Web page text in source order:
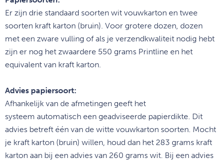
Er zijn drie standaard soorten wit vouwkarton en twee
soorten kraft karton (bruin). Voor grotere dozen, dozen
met een zware vulling of als je verzendkwaliteit nodig hebt
zijn er nog het zwaardere 550 grams Printline en het
equivalent van kraft karton.
Advies papiersoort:
Afhankelijk van de afmetingen geeft het
systeem automatisch een geadviseerde papierdikte. Dit
advies betreft één van de witte vouwkarton soorten. Mocht
je kraft karton (bruin) willen, houd dan het 283 grams kraft
karton aan bij een advies van 260 grams wit. Bij een advies